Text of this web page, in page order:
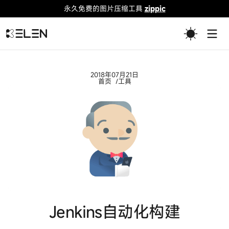
永久免费的图片压缩工具 zippic
2018年07月21日
首页 工具
Jenkins自动化构建